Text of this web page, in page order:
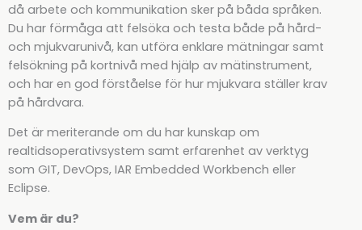
då arbete och kommunikation sker på båda språken.
Du har förmåga att felsöka och testa både på hård-
och mjukvarunivå, kan utföra enklare mätningar samt
felsökning på kortnivå med hjälp av mätinstrument,
och har en god förståelse för hur mjukvara ställer krav
på hårdvara.
Det är meriterande om du har kunskap om
realtidsoperativsystem samt erfarenhet av verktyg
som GIT, DevOps, IAR Embedded Workbench eller
Eclipse.
Vem är du?